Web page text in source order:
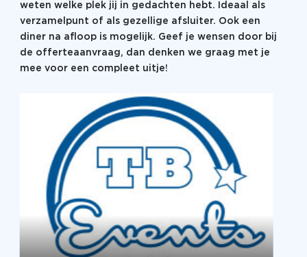
Nederland, België en Duitsland (ook in het Engels &
Frans ).
weten welke plek jij in gedachten hebt. Ideaal als
verzamelpunt of als gezellige afsluiter. Ook een
diner na afloop is mogelijk. Geef je wensen door bij
de offerteaanvraag, dan denken we graag met je
mee voor een compleet uitje!